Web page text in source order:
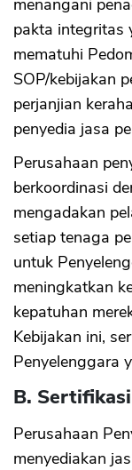
pakta integritas
mematuhi
SOP/kebijakan
perjanjian
penyedia jasa
Perusahaan
berkoordinasi
mengadakan
setiap tenaga
untuk
meningkatkan
kepatuhan
Kebijakan ini,
Penyelenggara
B.
Perusahaan
menyediakan